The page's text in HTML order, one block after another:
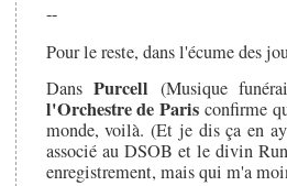
--
Pour le reste, dans l'écume des
DansPurcell (Musique
l'Orchestre de Paris confirme
monde, voilà. (Et je dis ça en
associé au DSOB et le divin
enregistrement, mais qui m'a